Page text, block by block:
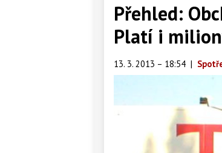
Přehled:
Platí i
13. 3. 2013 – 18:54 |